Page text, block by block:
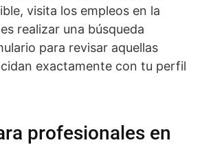
visita los empleos en la
realizar una búsqueda
para revisar aquellas
exactamente con tu perfil
profesionales en